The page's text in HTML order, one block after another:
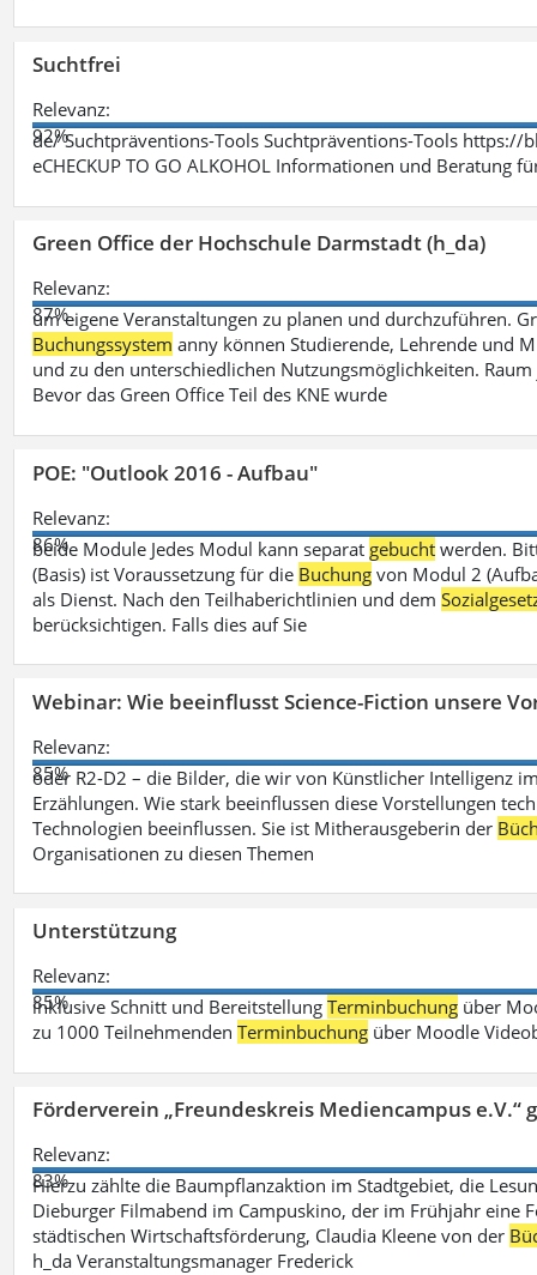
Suchtfrei
Relevanz:
92%
de/ Suchtpräventions-Tools Suchtpräventions-Tools
eCHECKUP TO GO ALKOHOL Informationen und Beratung
Green Office der Hochschule Darmstadt (h_da)
Relevanz:
87%
um eigene Veranstaltungen zu planen und durchzuführen.
Buchungssystem anny können Studierende, Lehrende und
und zu den unterschiedlichen Nutzungsmöglichkeiten.
Bevor das Green Office Teil des KNE wurde
POE: "Outlook 2016 - Aufbau"
Relevanz:
86%
beide Module Jedes Modul kann separat gebucht werden.
(Basis) ist Voraussetzung für die Buchung von Modul 2
als Dienst. Nach den Teilhaberichtlinien und dem
berücksichtigen. Falls dies auf Sie
Webinar: Wie beeinflusst Science-Fiction unsere
Relevanz:
85%
oder R2-D2 – die Bilder, die wir von Künstlicher Intelligenz
Erzählungen. Wie stark beeinflussen diese Vorstellungen
Technologien beeinflussen. Sie ist Mitherausgeberin der
Organisationen zu diesen Themen
Unterstützung
Relevanz:
85%
inklusive Schnitt und BereitstellungTerminbuchung über
zu 1000 TeilnehmendenTerminbuchung über Moodle
Förderverein „Freundeskreis Mediencampus e.V.“
Relevanz:
83%
Hierzu zählte die Baumpflanzaktion im Stadtgebiet, die
Dieburger Filmabend im Campuskino, der im Frühjahr eine
städtischen Wirtschaftsförderung, Claudia Kleene von der
h_da Veranstaltungsmanager Frederick